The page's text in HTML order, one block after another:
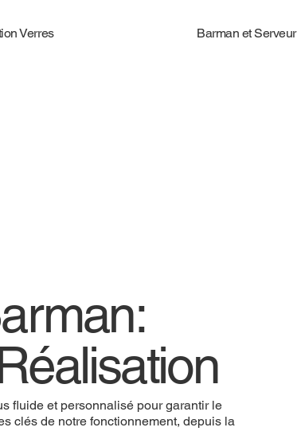
Verres Barman et Serveur
fluide et personnalisé pour garantir le
clés de notre fonctionnement, depuis la